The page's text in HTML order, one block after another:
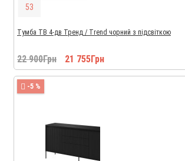
52
Тумба ТВ 4-дв Тренд / Trend чорний з підсвіткою
22 900Грн 21 755Грн
-5 %